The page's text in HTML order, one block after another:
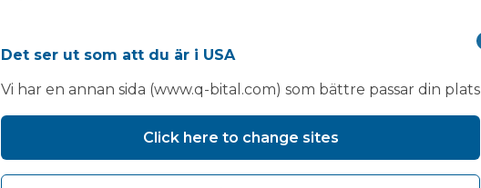
Det ser ut som att du är i USA
Vi har en annan sida (www.q-bital.com) som bättre passar din plats
Click here to change sites